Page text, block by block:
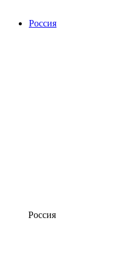
Россия
Россия